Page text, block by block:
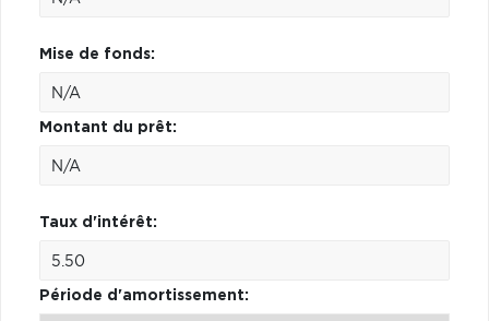
Mise de fonds:
Montant du prêt:
Taux d'intérêt:
Période d'amortissement: